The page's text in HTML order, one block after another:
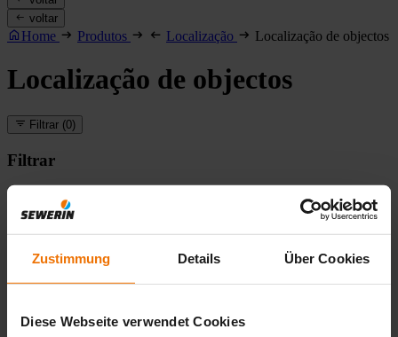
Zustimmung Details Über Cookies
Diese Webseite verwendet Cookies
voltar
Home Produtos Localização Localização de objectos
Localização de objectos
Filtrar (0)
Filtrar